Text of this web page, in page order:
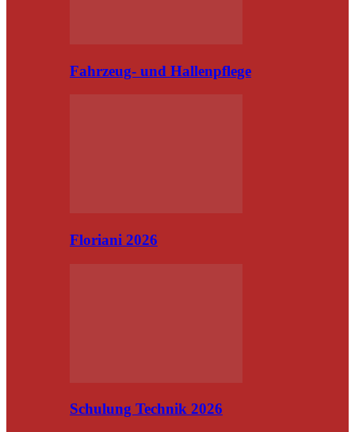
Fahrzeug- und Hallenpflege
Floriani 2026
Schulung Technik 2026